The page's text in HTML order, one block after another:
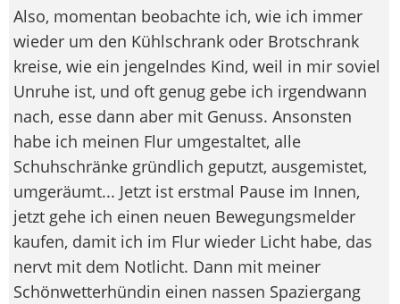
Also, momentan beobachte ich, wie ich immer
wieder um den Kühlschrank oder Brotschrank
kreise, wie ein jengelndes Kind, weil in mir soviel
Unruhe ist, und oft genug gebe ich irgendwann
nach, esse dann aber mit Genuss. Ansonsten
habe ich meinen Flur umgestaltet, alle
Schuhschränke gründlich geputzt, ausgemistet,
umgeräumt... Jetzt ist erstmal Pause im Innen,
jetzt gehe ich einen neuen Bewegungsmelder
kaufen, damit ich im Flur wieder Licht habe, das
nervt mit dem Notlicht. Dann mit meiner
Schönwetterhündin einen nassen Spaziergang